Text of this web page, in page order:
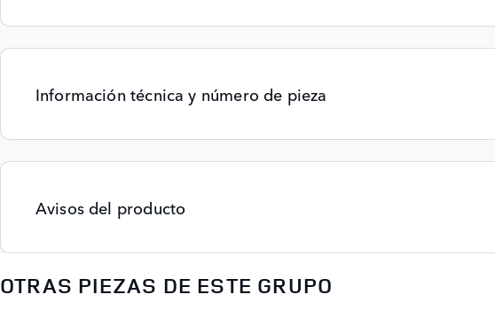
Información técnica y número de pieza
Avisos del producto
OTRAS PIEZAS DE ESTE GRUPO